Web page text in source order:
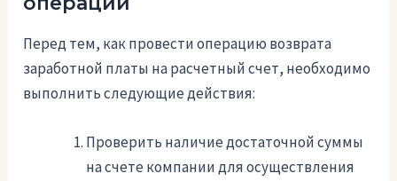
Перед тем, как провести операцию возврата
заработной платы на расчетный счет, необходимо
выполнить следующие действия:
Проверить наличие достаточной суммы
на счете компании для осуществления